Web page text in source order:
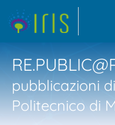
pubblicazioni
Politecnico di